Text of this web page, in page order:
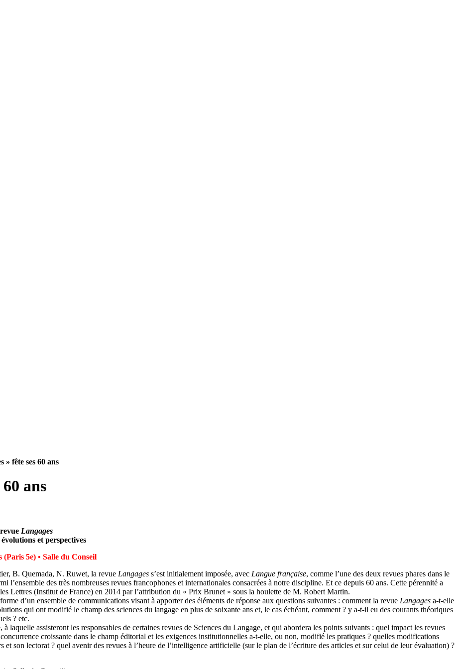
» fête ses 60 ans
ans
Langages
et perspectives
5e) • Salle du Conseil
B. Quemada, N. Ruwet, la revue Langages s’est initialement imposée, avec Langue française, comme l’une des deux revues phares dans le
l’ensemble des très nombreuses revues francophones et internationales consacrées à notre discipline. Et ce depuis 60 ans. Cette pérennité a
Lettres (Institut de France) en 2014 par l’attribution du « Prix Brunet » sous la houlette de M. Robert Martin.
d’un ensemble de communications visant à apporter des éléments de réponse aux questions suivantes : comment la revue Langages a-t-elle
qui ont modifié le champ des sciences du langage en plus de soixante ans et, le cas échéant, comment ? y a-t-il eu des courants théoriques
? etc.
laquelle assisteront les responsables de certaines revues de Sciences du Langage, et qui abordera les points suivants : quel impact les revues
croissante dans le champ éditorial et les exigences institutionnelles a-t-elle, ou non, modifié les pratiques ? quelles modifications
son lectorat ? quel avenir des revues à l’heure de l’intelligence artificielle (sur le plan de l’écriture des articles et sur celui de leur évaluation) ?